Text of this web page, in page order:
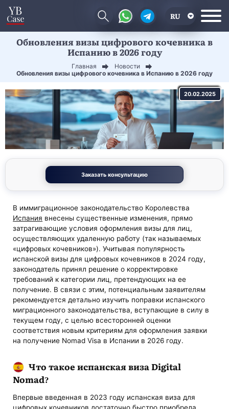
RU
EN
Обновления визы цифрового кочевника в
Испанию в 2026 году
Главная
Новости
Обновления визы цифрового кочевника в Испанию в 2026 году
20.02.2025
Заказать консультацию
В иммиграционное законодательство Королевства
Испания внесены существенные изменения, прямо
затрагивающие условия оформления визы для лиц,
осуществляющих удаленную работу (так называемых
«цифровых кочевников»). Учитывая популярность
испанской визы для цифровых кочевников в 2024 году,
законодатель принял решение о корректировке
требований к категории лиц, претендующих на ее
получение. В связи с этим, потенциальным заявителям
рекомендуется детально изучить поправки испанского
миграционного законодательства, вступающие в силу в
текущем году, с целью всесторонней оценки
соответствия новым критериям для оформления заявки
на получение Nomad Visa в Испании в 2026 году.
Что такое испанская виза Digital
Nomad?
Впервые введенная в 2023 году испанская виза для